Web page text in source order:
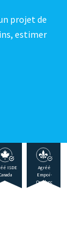
projet de
estimer
ISDE
Agréé
Empoi-
Québec